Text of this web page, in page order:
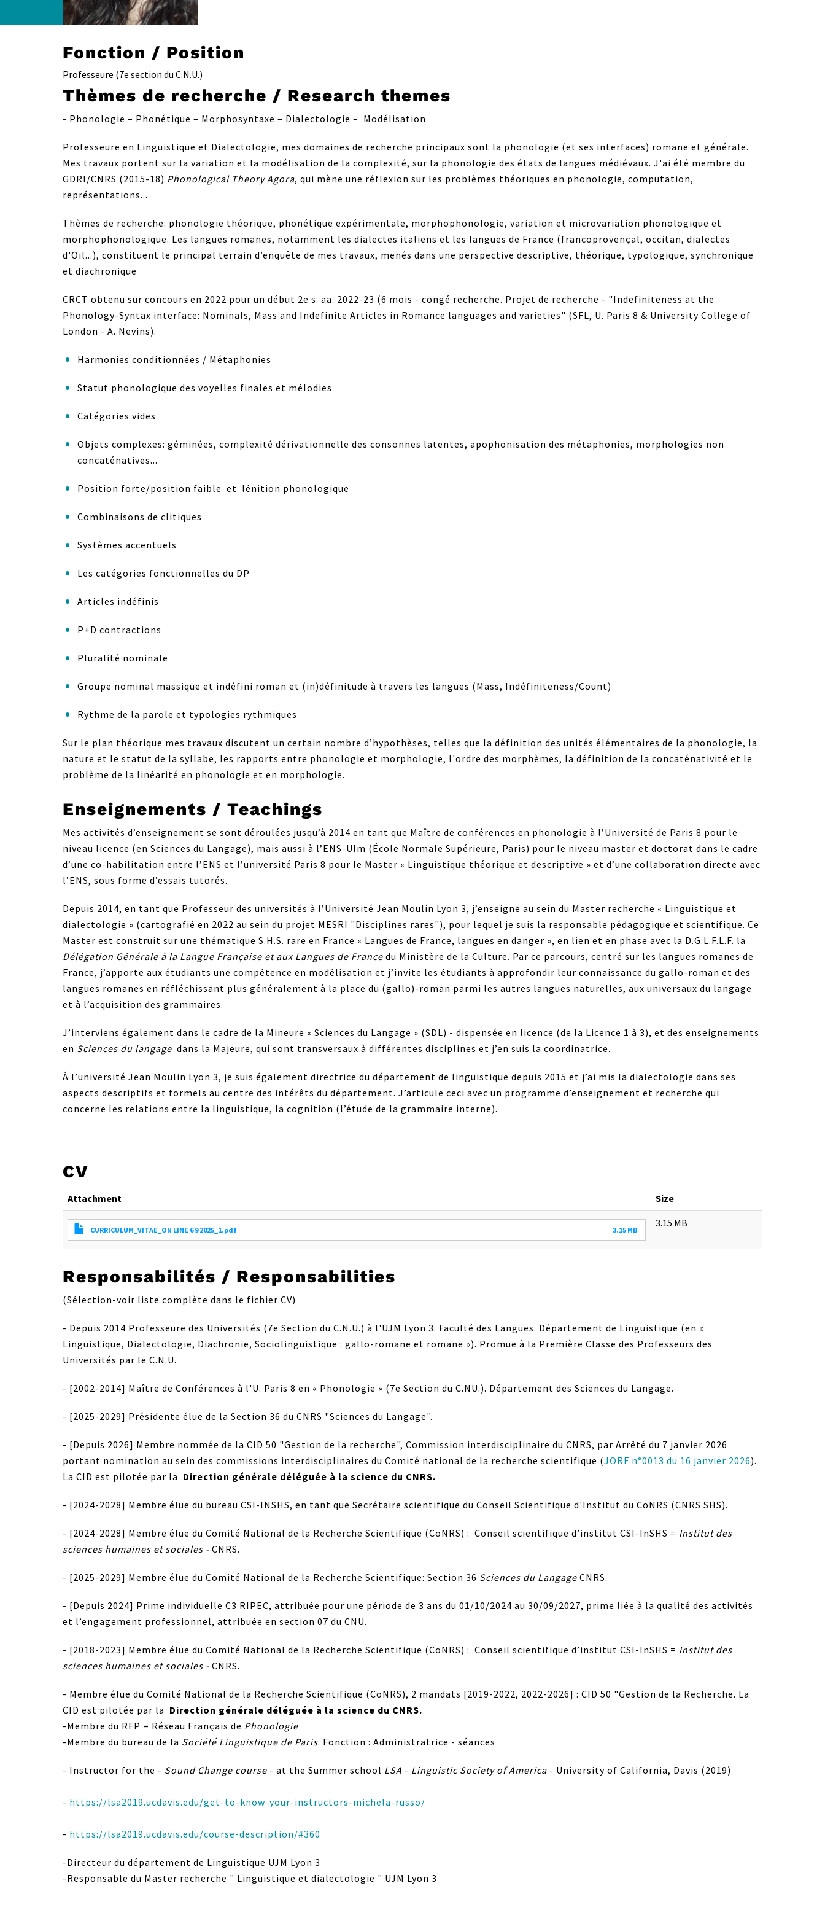
Fonction / Position
Professeure (7e section du C.N.U.)
Thèmes de recherche / Research themes
- Phonologie – Phonétique – Morphosyntaxe – Dialectologie – Modélisation
Professeure en Linguistique et Dialectologie, mes domaines de recherche principaux sont la phonologie (et ses interfaces) romane et générale.
Mes travaux portent sur la variation et la modélisation de la complexité, sur la phonologie des états de langues médiévaux. J'ai été membre du
GDRI/CNRS (2015-18) Phonological Theory Agora, qui mène une réflexion sur les problèmes théoriques en phonologie, computation,
représentations...
Thèmes de recherche: phonologie théorique, phonétique expérimentale, morphophonologie, variation et microvariation phonologique et
morphophonologique. Les langues romanes, notamment les dialectes italiens et les langues de France (francoprovençal, occitan, dialectes
d'Oïl...), constituent le principal terrain d’enquête de mes travaux, menés dans une perspective descriptive, théorique, typologique, synchronique
et diachronique
CRCT obtenu sur concours en 2022 pour un début 2e s. aa. 2022-23 (6 mois - congé recherche. Projet de recherche - "Indefiniteness at the
Phonology-Syntax interface: Nominals, Mass and Indefinite Articles in Romance languages and varieties" (SFL, U. Paris 8 & University College of
London - A. Nevins).
Harmonies conditionnées / Métaphonies
Statut phonologique des voyelles finales et mélodies
Catégories vides
Objets complexes: géminées, complexité dérivationnelle des consonnes latentes, apophonisation des métaphonies, morphologies non
concaténatives...
Position forte/position faible et lénition phonologique
Combinaisons de clitiques
Systèmes accentuels
Les catégories fonctionnelles du DP
Articles indéfinis
P+D contractions
Pluralité nominale
Groupe nominal massique et indéfini roman et (in)définitude à travers les langues (Mass, Indéfiniteness/Count)
Rythme de la parole et typologies rythmiques
Sur le plan théorique mes travaux discutent un certain nombre d’hypothèses, telles que la définition des unités élémentaires de la phonologie, la
nature et le statut de la syllabe, les rapports entre phonologie et morphologie, l'ordre des morphèmes, la définition de la concaténativité et le
problème de la linéarité en phonologie et en morphologie.
Enseignements / Teachings
Mes activités d’enseignement se sont déroulées jusqu’à 2014 en tant que Maître de conférences en phonologie à l’Université de Paris 8 pour le
niveau licence (en Sciences du Langage), mais aussi à l’ENS-Ulm (École Normale Supérieure, Paris) pour le niveau master et doctorat dans le cadre
d’une co-habilitation entre l’ENS et l’université Paris 8 pour le Master « Linguistique théorique et descriptive » et d’une collaboration directe avec
l’ENS, sous forme d’essais tutorés.
Depuis 2014, en tant que Professeur des universités à l’Université Jean Moulin Lyon 3, j’enseigne au sein du Master recherche « Linguistique et
dialectologie » (cartografié en 2022 au sein du projet MESRI "Disciplines rares"), pour lequel je suis la responsable pédagogique et scientifique. Ce
Master est construit sur une thématique S.H.S. rare en France « Langues de France, langues en danger », en lien et en phase avec la D.G.L.F.L.F. la
Délégation Générale à la Langue Française et aux Langues de France du Ministère de la Culture. Par ce parcours, centré sur les langues romanes de
France, j’apporte aux étudiants une compétence en modélisation et j’invite les étudiants à approfondir leur connaissance du gallo-roman et des
langues romanes en réfléchissant plus généralement à la place du (gallo)-roman parmi les autres langues naturelles, aux universaux du langage
et à l’acquisition des grammaires.
J’interviens également dans le cadre de la Mineure « Sciences du Langage » (SDL) - dispensée en licence (de la Licence 1 à 3), et des enseignements
en Sciences du langage dans la Majeure, qui sont transversaux à différentes disciplines et j’en suis la coordinatrice.
À l’université Jean Moulin Lyon 3, je suis également directrice du département de linguistique depuis 2015 et j’ai mis la dialectologie dans ses
aspects descriptifs et formels au centre des intérêts du département. J’articule ceci avec un programme d’enseignement et recherche qui
concerne les relations entre la linguistique, la cognition (l’étude de la grammaire interne).
CV
Attachment Size
CURRICULUM_VITAE_ON LINE 6 9 2025_1.pdf 3.15 MB
3.15 MB
Responsabilités / Responsabilities
(Sélection-voir liste complète dans le fichier CV)
- Depuis 2014 Professeure des Universités (7e Section du C.N.U.) à l'UJM Lyon 3. Faculté des Langues. Département de Linguistique (en «
Linguistique, Dialectologie, Diachronie, Sociolinguistique : gallo-romane et romane »). Promue à la Première Classe des Professeurs des
Universités par le C.N.U.
- [2002-2014] Maître de Conférences à l'U. Paris 8 en « Phonologie » (7e Section du C.NU.). Département des Sciences du Langage.
- [2025-2029] Présidente élue de la Section 36 du CNRS "Sciences du Langage".
- [Depuis 2026] Membre nommée de la CID 50 "Gestion de la recherche", Commission interdisciplinaire du CNRS, par Arrêté du 7 janvier 2026
portant nomination au sein des commissions interdisciplinaires du Comité national de la recherche scientifique (JORF n°0013 du 16 janvier 2026).
La CID est pilotée par la Direction générale déléguée à la science du CNRS.
- [2024-2028] Membre élue du bureau CSI-INSHS, en tant que Secrétaire scientifique du Conseil Scientifique d'Institut du CoNRS (CNRS SHS).
- [2024-2028] Membre élue du Comité National de la Recherche Scientifique (CoNRS) : Conseil scientifique d’institut CSI-InSHS = Institut des
sciences humaines et sociales - CNRS.
- [2025-2029] Membre élue du Comité National de la Recherche Scientifique: Section 36 Sciences du Langage CNRS.
- [Depuis 2024] Prime individuelle C3 RIPEC, attribuée pour une période de 3 ans du 01/10/2024 au 30/09/2027, prime liée à la qualité des activités
et l’engagement professionnel, attribuée en section 07 du CNU.
- [2018-2023] Membre élue du Comité National de la Recherche Scientifique (CoNRS) : Conseil scientifique d’institut CSI-InSHS = Institut des
sciences humaines et sociales - CNRS.
- Membre élue du Comité National de la Recherche Scientifique (CoNRS), 2 mandats [2019-2022, 2022-2026] : CID 50 "Gestion de la Recherche. La
CID est pilotée par la Direction générale déléguée à la science du CNRS.
-Membre du RFP = Réseau Français de Phonologie
-Membre du bureau de la Société Linguistique de Paris. Fonction : Administratrice - séances
- Instructor for the - Sound Change course - at the Summer school LSA - Linguistic Society of America - University of California, Davis (2019)
- https://lsa2019.ucdavis.edu/get-to-know-your-instructors-michela-russo/
- https://lsa2019.ucdavis.edu/course-description/#360
-Directeur du département de Linguistique UJM Lyon 3
-Responsable du Master recherche " Linguistique et dialectologie " UJM Lyon 3